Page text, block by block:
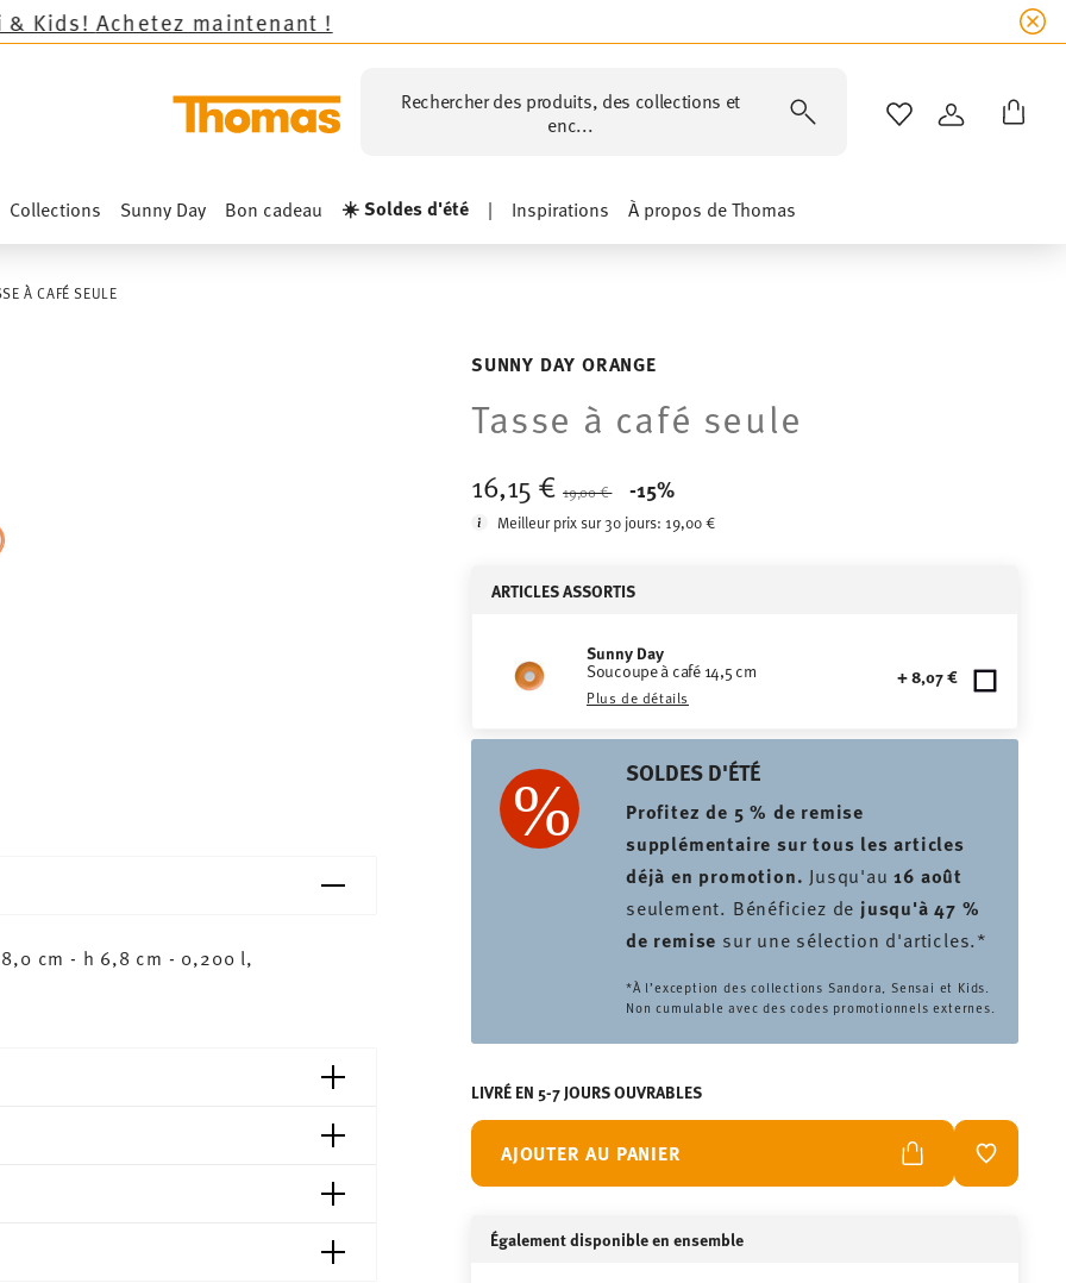
maintenant !
Rechercher des produits, des collections et
enc...
LISTE DECONNEXION
Collections Sunny Day Bon cadeau ☀️ Soldes d'été | Inspirations À propos de Thomas
SUNNY DAY ORANGE
Tasse à café seule
16,15 €19,00 €
-15%
Meilleur prix sur 30 jours:19,00 €
ARTICLES ASSORTIS
Sunny Day
Soucoupe à café 14,5 cm
Plus de détails
+ 8,07 €
SOLDES D'ÉTÉ
Profitez de 5 % de remise
supplémentaire sur tous les articles
déjà en promotion. Jusqu'au16 août
seulement. Bénéficiez de jusqu'à 47 %
de remise sur une sélection d'articles.*
*À l’exception des collections Sandora, Sensai et Kids.
Non cumulable avec des codes promotionnels externes.
LIVRÉ EN 5-7 JOURS OUVRABLES
AJOUTER AU PANIER LISTE DE
Également disponible en ensemble
À CAFÉ SEULE
8,0 cm - h 6,8 cm - 0,200 l,